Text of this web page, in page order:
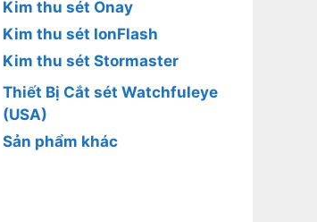
Kim thu sét Onay
Kim thu sét IonFlash
Kim thu sét Stormaster
Thiết Bị Cắt sét Watchfuleye
(USA)
Sản phẩm khác